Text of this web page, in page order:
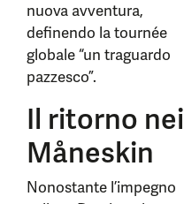
nuova avventura,
definendo la tournée
globale “un traguardo
pazzesco”.
Il ritorno nei
Måneskin
Nonostante l’impegno